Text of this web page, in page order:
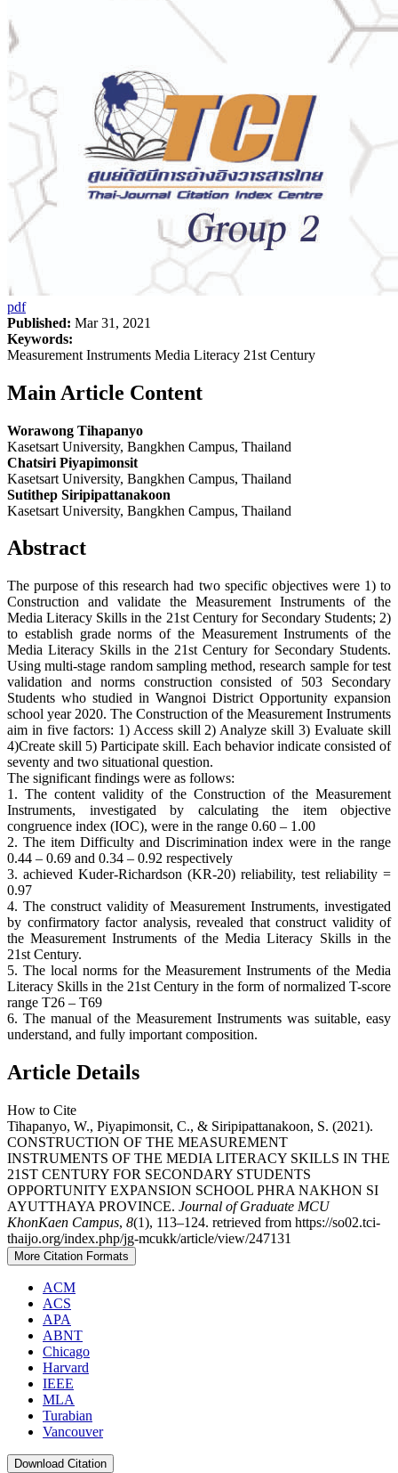
pdf
Published: Mar 31, 2021
Keywords:
Measurement Instruments Media Literacy 21st Century
Main Article Content
Worawong Tihapanyo
Kasetsart University, Bangkhen Campus, Thailand
Chatsiri Piyapimonsit
Kasetsart University, Bangkhen Campus, Thailand
Sutithep Siripipattanakoon
Kasetsart University, Bangkhen Campus, Thailand
Abstract
The purpose of this research had two specific objectives were 1) to
Construction and validate the Measurement Instruments of the
Media Literacy Skills in the 21st Century for Secondary Students; 2)
to establish grade norms of the Measurement Instruments of the
Media Literacy Skills in the 21st Century for Secondary Students.
Using multi-stage random sampling method, research sample for test
validation and norms construction consisted of 503 Secondary
Students who studied in Wangnoi District Opportunity expansion
school year 2020. The Construction of the Measurement Instruments
aim in five factors: 1) Access skill 2) Analyze skill 3) Evaluate skill
4)Create skill 5) Participate skill. Each behavior indicate consisted of
seventy and two situational question.
The significant findings were as follows:
1. The content validity of the Construction of the Measurement
Instruments, investigated by calculating the item objective
congruence index (IOC), were in the range 0.60 – 1.00
2. The item Difficulty and Discrimination index were in the range
0.44 – 0.69 and 0.34 – 0.92 respectively
3. achieved Kuder-Richardson (KR-20) reliability, test reliability =
0.97
4. The construct validity of Measurement Instruments, investigated
by confirmatory factor analysis, revealed that construct validity of
the Measurement Instruments of the Media Literacy Skills in the
21st Century.
5. The local norms for the Measurement Instruments of the Media
Literacy Skills in the 21st Century in the form of normalized T-score
range T26 – T69
6. The manual of the Measurement Instruments was suitable, easy
understand, and fully important composition.
Article Details
How to Cite
Tihapanyo, W., Piyapimonsit, C., & Siripipattanakoon, S. (2021).
CONSTRUCTION OF THE MEASUREMENT
INSTRUMENTS OF THE MEDIA LITERACY SKILLS IN THE
21ST CENTURY FOR SECONDARY STUDENTS
OPPORTUNITY EXPANSION SCHOOL PHRA NAKHON SI
AYUTTHAYA PROVINCE. Journal of Graduate MCU
KhonKaen Campus, 8(1), 113–124. retrieved from https://so02.tci-
thaijo.org/index.php/jg-mcukk/article/view/247131
More Citation Formats
ACM
ACS
APA
ABNT
Chicago
Harvard
IEEE
MLA
Turabian
Vancouver
Download Citation